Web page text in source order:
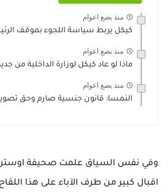
منذ بضع اعوام
كيكل يربط سياسة اللجوء بموقف
منذ بضع اعوام
ماذا لو عاد كيكل لوزارة الداخلية من
منذ بضع اعوام
النمسا: قانون جنسية صارم وحق
وفي نفس السياق علمت صحيفة
اقبال كبير من طرف الآباء على هذا